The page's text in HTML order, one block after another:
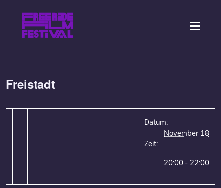
Freistadt
Datum:
November 18
Zeit:
20:00 - 22:00